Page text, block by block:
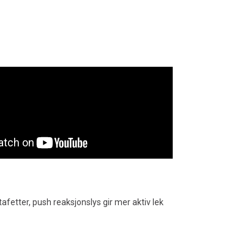
push reaksjonslys gir mer aktiv lek